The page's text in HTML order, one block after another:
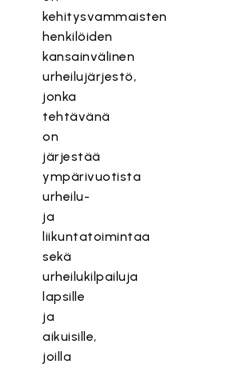
kehitysvammaisten
henkilöiden
kansainvälinen
urheilujärjestö,
jonka
tehtävänä
on
järjestää
ympärivuotista
urheilu-
ja
liikuntatoimintaa
sekä
urheilukilpailuja
lapsille
ja
aikuisille,
joilla